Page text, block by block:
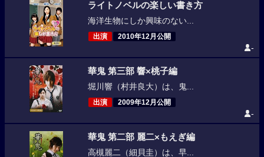
ライトノベルの楽しい書き方
海洋生物にしか興味のない...
出演 2010年12月公開
-
華鬼 第三部 響×桃子編
堀川響（村井良大）は、鬼...
出演 2009年12月公開
-
華鬼 第二部 麗二×もえぎ編
高槻麗二（細貝圭）は、早...